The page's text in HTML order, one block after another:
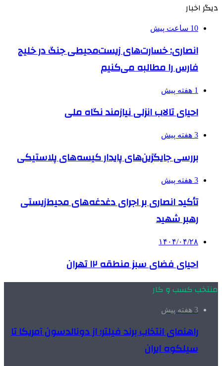
دیگر اخبار
10 ساعت پیش
انصاری: خسارت‌های زیست‌محیطی جنگ در خلیج
فارس را مطالبه‌ می‌کنیم
1 هفته پیش
احیای تالاب انزلی نیازمند نگاه ملی
3 هفته پیش
بررسی جایگزین‌های پایدار کیسه‌های پلاستیکی
3 هفته پیش
تأکید انصاری بر اجرای دغدغه‌های محیط‌زیستی
رهبر شهید
۱۴۰۴/۰۴/۲۸
احیای فضای سبز منطقه ۱۲ تهران
منتخب کسب و کار
3 هفته پیش
راهنمای انتخاب برند فیلتر؛ از دونالدسون آمریکا تا
سیلکوه ایران